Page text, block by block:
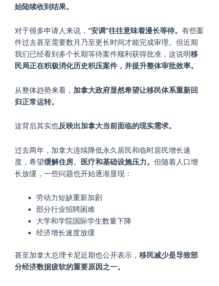
始陆续收到结果。
对于很多申请人来说， “安调”往往意味着漫长等待。 有些案
件过去甚至需要数月乃至更长时间才能完成审理。但近期
我们已经看到多个长期等待案件顺利获得批准，这说明移
民局正在积极消化历史积压案件，并提升整体审批效率。
从整体趋势来看， 加拿大政府显然希望让移民体系重新回
归正常运转。
这背后其实也反映出加拿大当前面临的现实需求。
过去两年，加拿大连续降低永久居民和临时居民增长速
度，希望缓解住房、医疗和基础设施压力。 但随着人口增
长放缓，一些问题也开始逐渐显现：
劳动力短缺重新加剧
部分行业招聘困难
大学和学院国际学生数量下降
经济增长速度放缓
甚至加拿大总理卡尼近期也公开表示， 移民减少是导致部
分经济数据疲软的重要原因之一。